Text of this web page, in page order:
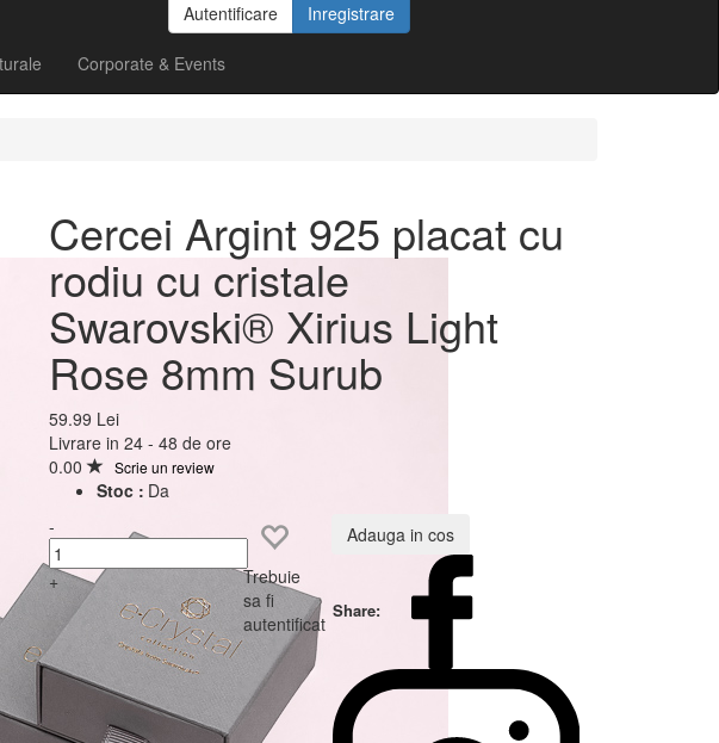
Autentificare
Inregistrare
Corporate & Events
925 placat cu
Swarovski®
8mm Surub
Cercei Argint 925 placat cu
rodiu cu cristale
Swarovski® Xirius Light
Rose 8mm Surub
59.99 Lei
Livrare in 24 - 48 de ore
0.00
Scrie un review
Stoc : Da
-
+
Trebuie
sa fi
autentificat
Adauga in cos
Share: